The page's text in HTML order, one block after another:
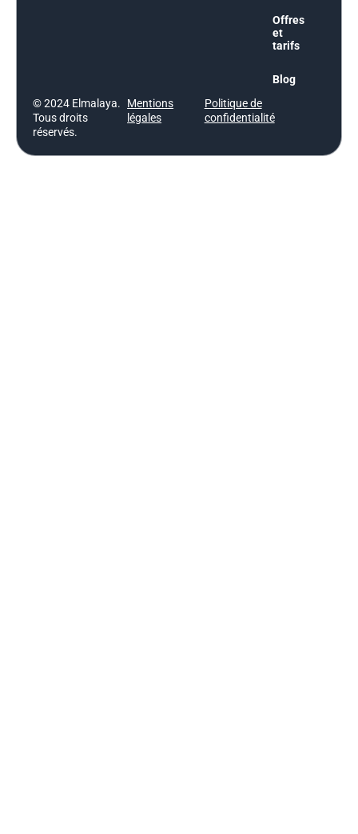
Offres
et
tarifs
Blog
© 2024 Elmalaya.
Tous droits
réservés.
Mentions
légales
Politique de
confidentialité